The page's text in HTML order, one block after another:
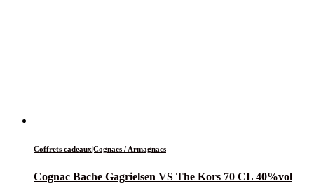
Coffrets cadeaux|Cognacs / Armagnacs
Cognac Bache Gagrielsen VS The Kors 70 CL 40%vol